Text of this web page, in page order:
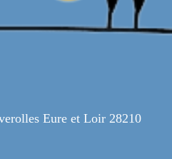
Eure et Loir 28210